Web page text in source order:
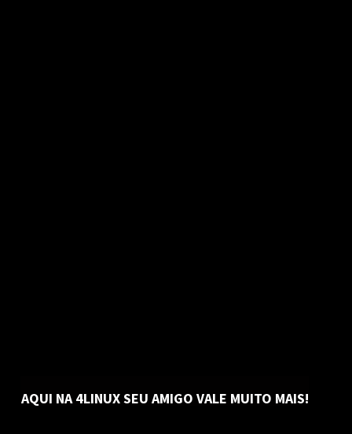
AQUI NA 4LINUX SEU AMIGO VALE MUITO MAIS!​